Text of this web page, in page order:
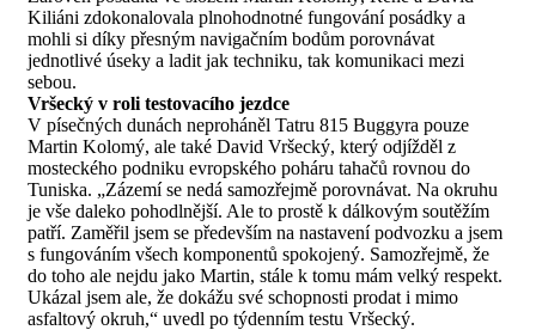
Kiliáni zdokonalovala plnohodnotné fungování posádky a
mohli si díky přesným navigačním bodům porovnávat
jednotlivé úseky a ladit jak techniku, tak komunikaci mezi
sebou.
Vršecký v roli testovacího jezdce
V písečných dunách neproháněl Tatru 815 Buggyra pouze
Martin Kolomý, ale také David Vršecký, který odjížděl z
mosteckého podniku evropského poháru tahačů rovnou do
Tuniska. „Zázemí se nedá samozřejmě porovnávat. Na okruhu
je vše daleko pohodlnější. Ale to prostě k dálkovým soutěžím
patří. Zaměřil jsem se především na nastavení podvozku a jsem
s fungováním všech komponentů spokojený. Samozřejmě, že
do toho ale nejdu jako Martin, stále k tomu mám velký respekt.
Ukázal jsem ale, že dokážu své schopnosti prodat i mimo
asfaltový okruh,“ uvedl po týdenním testu Vršecký.